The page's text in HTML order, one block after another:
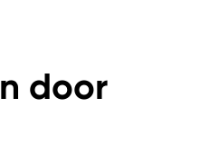
door